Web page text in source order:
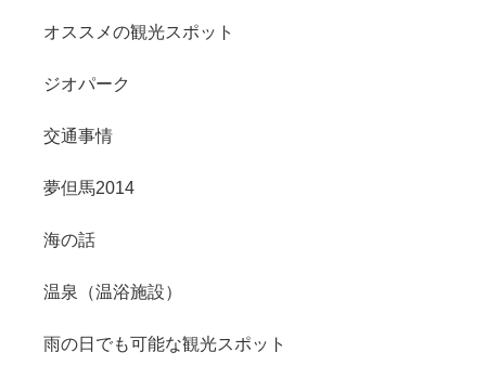
オススメの観光スポット
ジオパーク
交通事情
夢但馬2014
海の話
温泉（温浴施設）
雨の日でも可能な観光スポット